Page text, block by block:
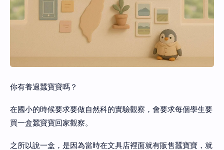
你有養過蠶寶寶嗎？
在國小的時候要求要做自然科的實驗觀察，會要求每個學生要
買一盒蠶寶寶回家觀察。
之所以說一盒，是因為當時在文具店裡面就有販售蠶寶寶，就